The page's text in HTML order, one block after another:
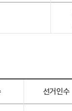
선거인수